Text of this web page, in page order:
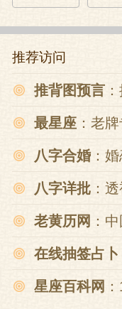
气。
苏逢吉其人，
偷小摸者，杀
全村。一个人
是苏逢吉就退
有罪之人全家
的。
结果这个诏书
县有十几个村
十余百姓追贼
推荐访问
推背图预言
最星座 ：老
八字合婚：
八字详批 ：
老黄历网 ：
在线抽签占卜
星座百科网